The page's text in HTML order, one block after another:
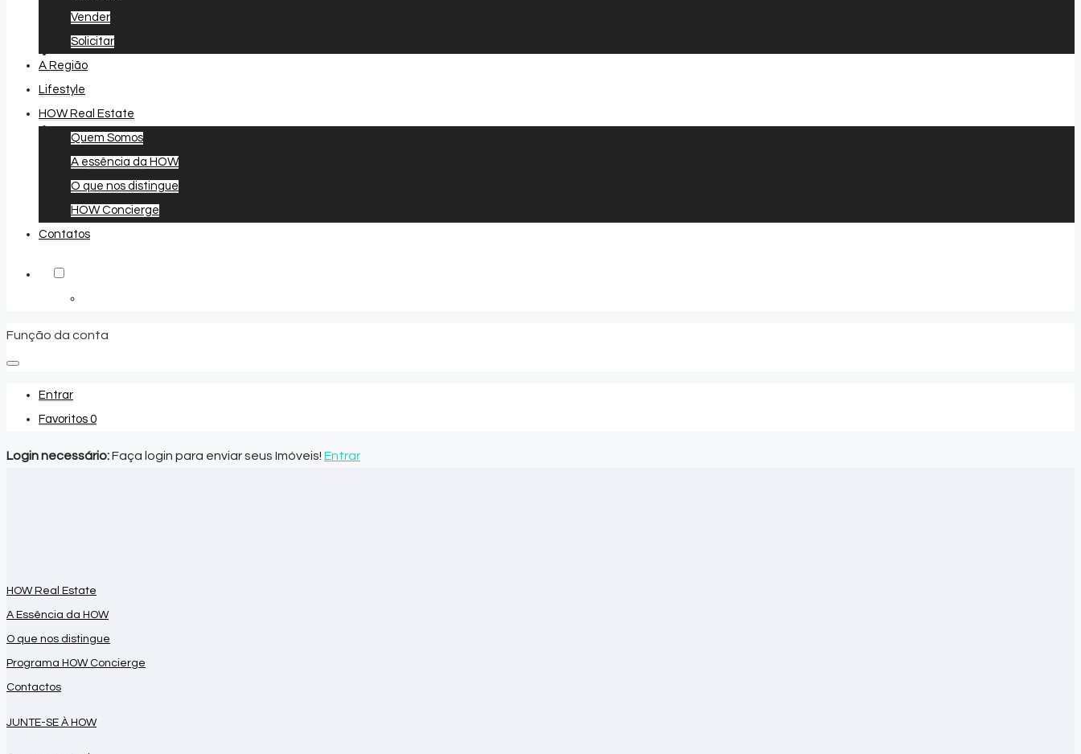
Favoritos0
Vender
Solicitar
A Região
Lifestyle
HOW Real Estate
Quem Somos
A essência da HOW
O que nos distingue
HOW Concierge
Contatos
Função da conta
Entrar
Favoritos 0
Login necessário:Faça login para enviar seus Imóveis! Entrar
HOW Real Estate
A Essência da HOW
O que nos distingue
Programa HOW Concierge
Contactos
JUNTE-SE À HOW